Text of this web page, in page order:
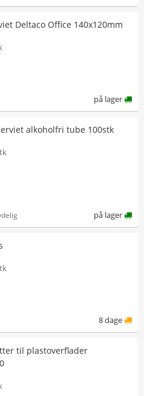
Deltaco Office 140x120mm
på lager
alkoholfri tube 100stk
på lager
8 dage
til plastoverflader